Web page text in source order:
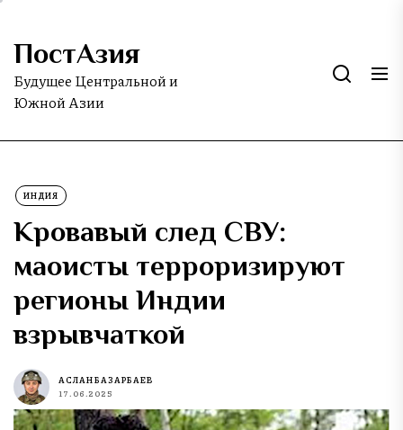
Skip
the
content
ПостАзия
Будущее Центральной и
Южной Азии
ИНДИЯ
Кровавый след СВУ:
маоисты терроризируют
регионы Индии
взрывчаткой
АСЛАН БАЗАРБАЕВ
17.06.2025